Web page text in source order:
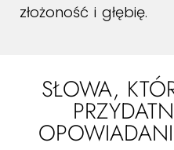
złożoność i głębię.
SŁOWA,